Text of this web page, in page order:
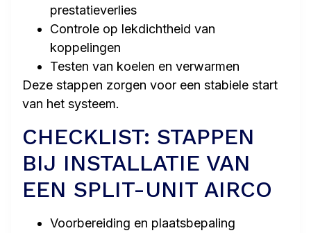
prestatieverlies
Controle op lekdichtheid van
koppelingen
Testen van koelen en verwarmen
Deze stappen zorgen voor een stabiele start
van het systeem.
CHECKLIST: STAPPEN
BIJ INSTALLATIE VAN
EEN SPLIT-UNIT AIRCO
Voorbereiding en plaatsbepaling